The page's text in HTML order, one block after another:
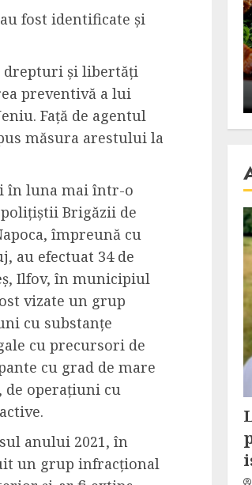
fost identificate și
drepturi și libertăți
preventivă a lui
Față de agentul
măsura arestului la
în luna mai într-o
Brigăzii de
împreună cu
au efectuat 34 de
Ilfov, în municipiul
vizate un grup
cu substanțe
cu precursori de
cu grad de mare
de operațiuni cu
anului 2021, în
un grup infracțional
3 retete delicioase in care
incontestabila
ALEXANDRU S. NOVEMBER 29, 2023